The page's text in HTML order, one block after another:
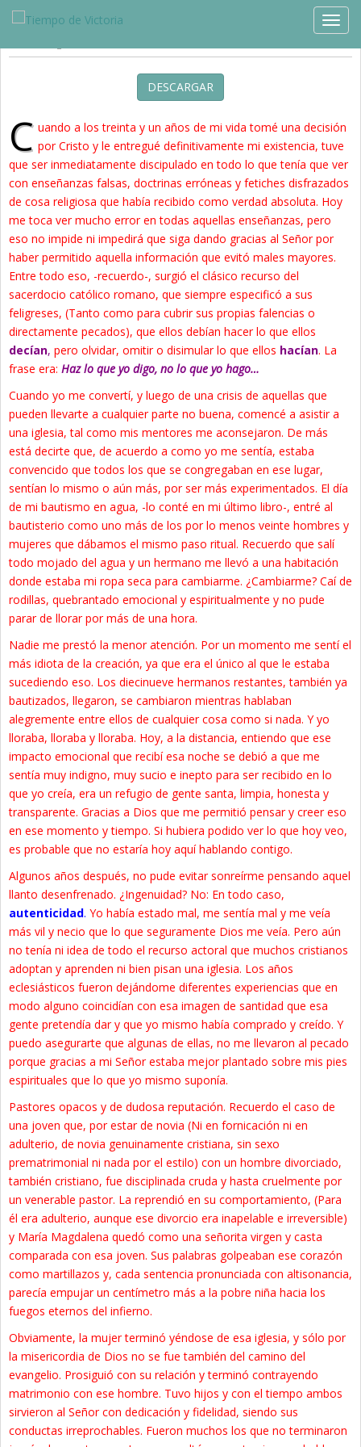
Estudios »
DESCARGAR
C uando a los treinta y un años de mi vida tomé una decisión
por Cristo y le entregué definitivamente mi existencia, tuve
que ser inmediatamente discipulado en todo lo que tenía que ver
con enseñanzas falsas, doctrinas erróneas y fetiches disfrazados
de cosa religiosa que había recibido como verdad absoluta. Hoy
me toca ver mucho error en todas aquellas enseñanzas, pero
eso no impide ni impedirá que siga dando gracias al Señor por
haber permitido aquella información que evitó males mayores.
Entre todo eso, -recuerdo-, surgió el clásico recurso del
sacerdocio católico romano, que siempre especificó a sus
feligreses, (Tanto como para cubrir sus propias falencias o
directamente pecados), que ellos debían hacer lo que ellos
decían, pero olvidar, omitir o disimular lo que ellos hacían. La
frase era: Haz lo que yo digo, no lo que yo hago…
Cuando yo me convertí, y luego de una crisis de aquellas que
pueden llevarte a cualquier parte no buena, comencé a asistir a
una iglesia, tal como mis mentores me aconsejaron. De más
está decirte que, de acuerdo a como yo me sentía, estaba
convencido que todos los que se congregaban en ese lugar,
sentían lo mismo o aún más, por ser más experimentados. El día
de mi bautismo en agua, -lo conté en mi último libro-, entré al
bautisterio como uno más de los por lo menos veinte hombres y
mujeres que dábamos el mismo paso ritual. Recuerdo que salí
todo mojado del agua y un hermano me llevó a una habitación
donde estaba mi ropa seca para cambiarme. ¿Cambiarme? Caí de
rodillas, quebrantado emocional y espiritualmente y no pude
parar de llorar por más de una hora.
Nadie me prestó la menor atención. Por un momento me sentí el
más idiota de la creación, ya que era el único al que le estaba
sucediendo eso. Los diecinueve hermanos restantes, también ya
bautizados, llegaron, se cambiaron mientras hablaban
alegremente entre ellos de cualquier cosa como si nada. Y yo
lloraba, lloraba y lloraba. Hoy, a la distancia, entiendo que ese
impacto emocional que recibí esa noche se debió a que me
sentía muy indigno, muy sucio e inepto para ser recibido en lo
que yo creía, era un refugio de gente santa, limpia, honesta y
transparente. Gracias a Dios que me permitió pensar y creer eso
en ese momento y tiempo. Si hubiera podido ver lo que hoy veo,
es probable que no estaría hoy aquí hablando contigo.
Algunos años después, no pude evitar sonreírme pensando aquel
llanto desenfrenado. ¿Ingenuidad? No: En todo caso,
autenticidad. Yo había estado mal, me sentía mal y me veía
más vil y necio que lo que seguramente Dios me veía. Pero aún
no tenía ni idea de todo el recurso actoral que muchos cristianos
adoptan y aprenden ni bien pisan una iglesia. Los años
eclesiásticos fueron dejándome diferentes experiencias que en
modo alguno coincidían con esa imagen de santidad que esa
gente pretendía dar y que yo mismo había comprado y creído. Y
puedo asegurarte que algunas de ellas, no me llevaron al pecado
porque gracias a mi Señor estaba mejor plantado sobre mis pies
espirituales que lo que yo mismo suponía.
Pastores opacos y de dudosa reputación. Recuerdo el caso de
una joven que, por estar de novia (Ni en fornicación ni en
adulterio, de novia genuinamente cristiana, sin sexo
prematrimonial ni nada por el estilo) con un hombre divorciado,
también cristiano, fue disciplinada cruda y hasta cruelmente por
un venerable pastor. La reprendió en su comportamiento, (Para
él era adulterio, aunque ese divorcio era inapelable e irreversible)
y María Magdalena quedó como una señorita virgen y casta
comparada con esa joven. Sus palabras golpeaban ese corazón
como martillazos y, cada sentencia pronunciada con altisonancia,
parecía empujar un centímetro más a la pobre niña hacia los
fuegos eternos del infierno.
Obviamente, la mujer terminó yéndose de esa iglesia, y sólo por
la misericordia de Dios no se fue también del camino del
evangelio. Prosiguió con su relación y terminó contrayendo
matrimonio con ese hombre. Tuvo hijos y con el tiempo ambos
sirvieron al Señor con dedicación y fidelidad, siendo sus
conductas irreprochables. Fueron muchos los que no terminaron